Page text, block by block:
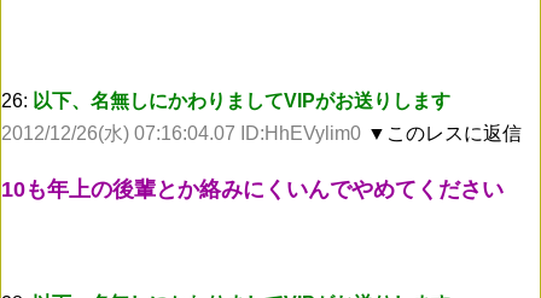
26: 以下、名無しにかわりましてVIPがお送りします
2012/12/26(水) 07:16:04.07 ID:HhEVylim0 ▼このレスに返信
10も年上の後輩とか絡みにくいんでやめてください